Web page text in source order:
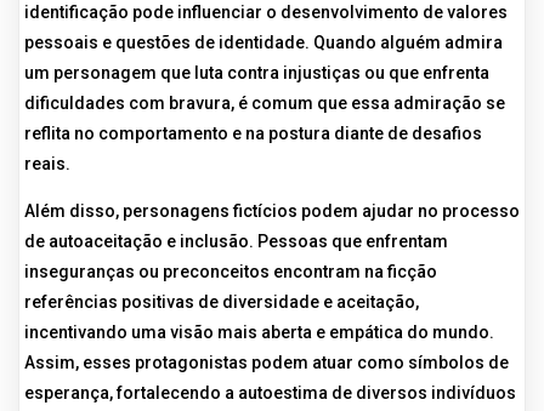
identificação pode influenciar o desenvolvimento de valores
pessoais e questões de identidade. Quando alguém admira
um personagem que luta contra injustiças ou que enfrenta
dificuldades com bravura, é comum que essa admiração se
reflita no comportamento e na postura diante de desafios
reais.
Além disso, personagens fictícios podem ajudar no processo
de autoaceitação e inclusão. Pessoas que enfrentam
inseguranças ou preconceitos encontram na ficção
referências positivas de diversidade e aceitação,
incentivando uma visão mais aberta e empática do mundo.
Assim, esses protagonistas podem atuar como símbolos de
esperança, fortalecendo a autoestima de diversos indivíduos